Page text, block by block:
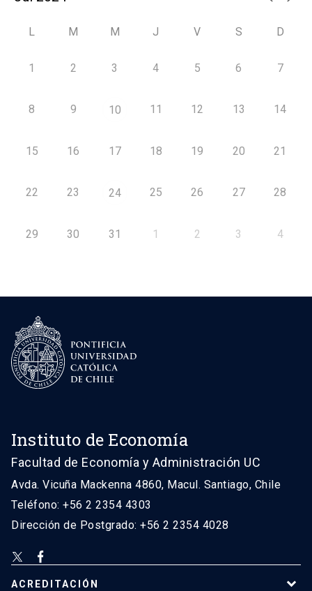
L M M J V S D
1 2 3 4 5 6 7
8 9 10 11 12 13 14
15 16 17 18 19 20 21
22 23 24 25 26 27 28
29 30 31 1 2 3 4
Instituto de Economía
Facultad de Economía y Administración UC
Avda. Vicuña Mackenna 4860, Macul. Santiago, Chile
Teléfono: +56 2 2354 4303
Dirección de Postgrado: +56 2 2354 4028
ACREDITACIÓN